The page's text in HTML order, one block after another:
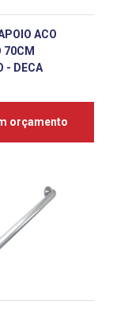
ACO
70CM
- DECA
orçamento